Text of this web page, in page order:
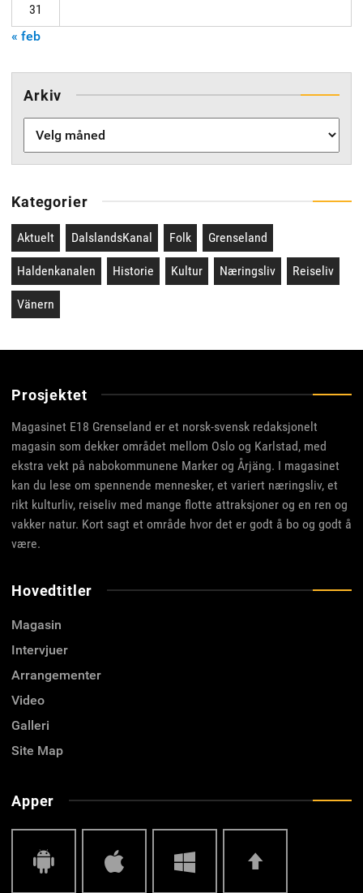
31
« feb
Arkiv
Kategorier
Aktuelt DalslandsKanal Folk Grenseland
Haldenkanalen Historie Kultur Næringsliv Reiseliv
Vänern
Prosjektet
Magasinet E18 Grenseland er et norsk-svensk redaksjonelt
magasin som dekker området mellom Oslo og Karlstad, med
ekstra vekt på nabokommunene Marker og Årjäng. I magasinet
kan du lese om spennende mennesker, et variert næringsliv, et
rikt kulturliv, reiseliv med mange flotte attraksjoner og en ren og
vakker natur. Kort sagt et område hvor det er godt å bo og godt å
være.
Hovedtitler
Magasin
Intervjuer
Arrangementer
Video
Galleri
Site Map
Apper